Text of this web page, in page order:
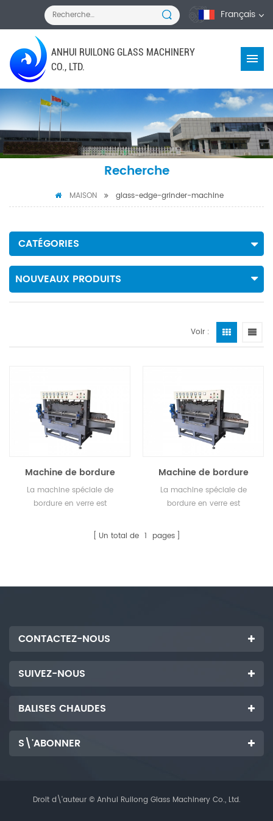
Français
ANHUI RUILONG GLASS MACHINERY
CO., LTD.
Recherche
MAISON glass-edge-grinder-machine
CATÉGORIES
NOUVEAUX PRODUITS
Voir :
Machine de bordure
spéciale pour panneau
de porte d'armoire
La machine spéciale de
bordure en verre est
panneaux de porte d'armoire,
Machine de bordure
spéciale pour panneau
de porte d'armoire
La machine spéciale de
bordure en verre est
panneaux de porte d'armoire,
Un total de 1 pages
CONTACTEZ-NOUS
SUIVEZ-NOUS
BALISES CHAUDES
S\'ABONNER
Droit d\'auteur © Anhui Ruilong Glass Machinery Co., Ltd.